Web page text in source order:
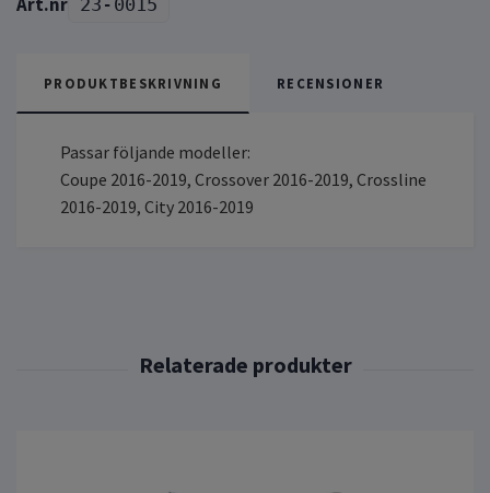
23-0015
PRODUKTBESKRIVNING RECENSIONER
Passar följande modeller:
Coupe 2016-2019, Crossover 2016-2019, Crossline
2016-2019, City 2016-2019